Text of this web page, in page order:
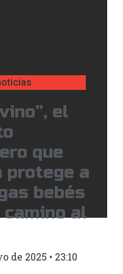
el
que
protege a
bebés
camino al
de 2025 23:10